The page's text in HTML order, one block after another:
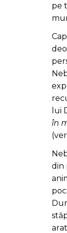
pe
lui
în
din